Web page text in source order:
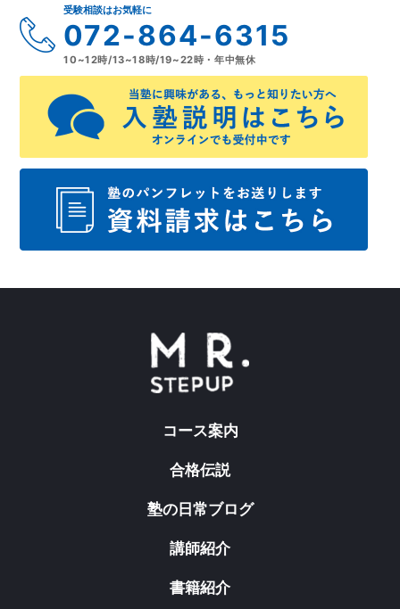
受験相談はお気軽に
072-864-6315
10~12時/13~18時/19~22時・年中無休
コース案内
合格伝説
塾の日常ブログ
講師紹介
書籍紹介